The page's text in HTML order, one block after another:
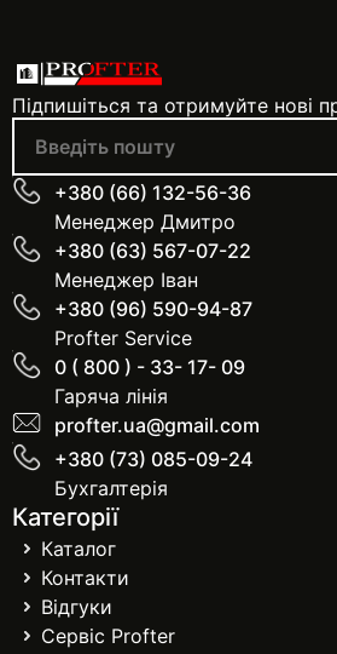
Підпишіться та отримуйте нові
+380 (66) 132-56-36
Менеджер Дмитро
+380 (63) 567-07-22
Менеджер Іван
+380 (96) 590-94-87
Profter Service
0 ( 800 ) - 33- 17- 09
Гаряча лінія
profter.ua@gmail.com
+380 (73) 085-09-24
Бухгалтерія
Категорії
Каталог
Контакти
Відгуки
Сервіс Profter